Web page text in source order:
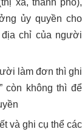
ủy quyền cho
chỉ của người
làm đơn thì ghi
còn không thì để
và ghi cụ thể các